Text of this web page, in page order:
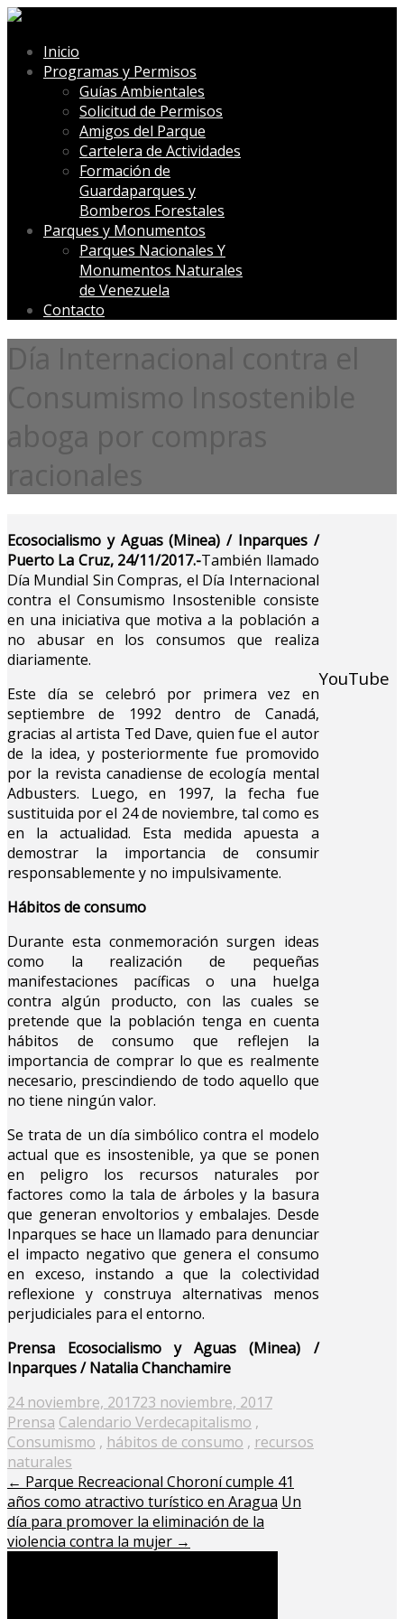
Inicio
Programas y Permisos
Guías Ambientales
Solicitud de Permisos
Amigos del Parque
Cartelera de Actividades
Formación de
Guardaparques y
Bomberos Forestales
Parques y Monumentos
Parques Nacionales Y
Monumentos Naturales
de Venezuela
Contacto
Día Internacional contra el
Consumismo Insostenible
aboga por compras
racionales
Ecosocialismo y Aguas (Minea) / Inparques /
Puerto La Cruz, 24/11/2017.-También llamado
Día Mundial Sin Compras, el Día Internacional
contra el Consumismo Insostenible consiste
en una iniciativa que motiva a la población a
no abusar en los consumos que realiza
diariamente.
Este día se celebró por primera vez en
septiembre de 1992 dentro de Canadá,
gracias al artista Ted Dave, quien fue el autor
de la idea, y posteriormente fue promovido
por la revista canadiense de ecología mental
Adbusters. Luego, en 1997, la fecha fue
sustituida por el 24 de noviembre, tal como es
en la actualidad. Esta medida apuesta a
demostrar la importancia de consumir
responsablemente y no impulsivamente.
Hábitos de consumo
Durante esta conmemoración surgen ideas
como la realización de pequeñas
manifestaciones pacíficas o una huelga
contra algún producto, con las cuales se
pretende que la población tenga en cuenta
hábitos de consumo que reflejen la
importancia de comprar lo que es realmente
necesario, prescindiendo de todo aquello que
no tiene ningún valor.
Se trata de un día simbólico contra el modelo
actual que es insostenible, ya que se ponen
en peligro los recursos naturales por
factores como la tala de árboles y la basura
que generan envoltorios y embalajes. Desde
Inparques se hace un llamado para denunciar
el impacto negativo que genera el consumo
en exceso, instando a que la colectividad
reflexione y construya alternativas menos
perjudiciales para el entorno.
Prensa Ecosocialismo y Aguas (Minea) /
Inparques / Natalia Chanchamire
Posted
on
24 noviembre, 201723 noviembre, 2017
Prensa Calendario Verdecapitalismo ,
Consumismo , hábitos de consumo , recursos
naturales
← Parque Recreacional Choroní cumple 41
años como atractivo turístico en Aragua Un
día para promover la eliminación de la
violencia contra la mujer →
YouTube